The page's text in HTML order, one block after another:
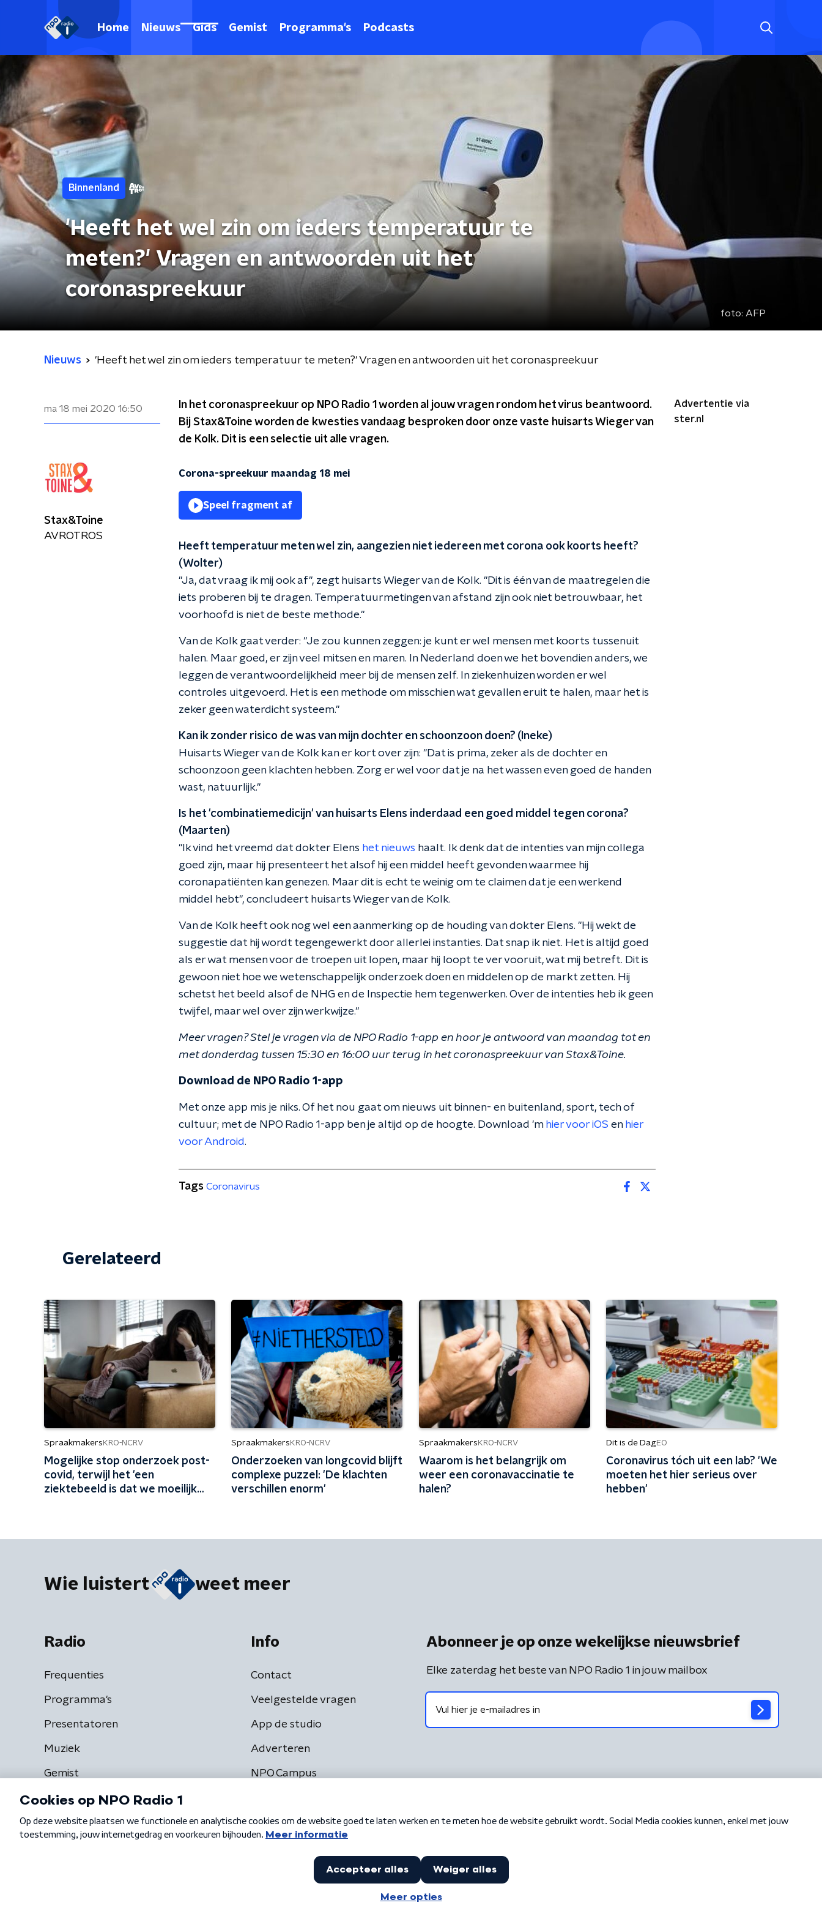
Home Nieuws Gids Gemist Programma's Podcasts
Binnenland
'Heeft het wel zin om ieders temperatuur te
meten?' Vragen en antwoorden uit het
coronaspreekuur
foto: AFP
Nieuws 'Heeft het wel zin om ieders temperatuur te meten?' Vragen en antwoorden uit het coronaspreekuur
ma 18 mei 2020 16:50
In het coronaspreekuur op NPO Radio 1 worden al jouw vragen rondom het virus beantwoord.
Bij Stax&Toine worden de kwesties vandaag besproken door onze vaste huisarts Wieger van
de Kolk. Dit is een selectie uit alle vragen.
Corona-spreekuur maandag 18 mei
Speel fragment af
Heeft temperatuur meten wel zin, aangezien niet iedereen met corona ook koorts heeft?
(Wolter)
"Ja, dat vraag ik mij ook af", zegt huisarts Wieger van de Kolk. "Dit is één van de maatregelen die
iets proberen bij te dragen. Temperatuurmetingen van afstand zijn ook niet betrouwbaar, het
voorhoofd is niet de beste methode."
Van de Kolk gaat verder: "Je zou kunnen zeggen: je kunt er wel mensen met koorts tussenuit
halen. Maar goed, er zijn veel mitsen en maren. In Nederland doen we het bovendien anders, we
leggen de verantwoordelijkheid meer bij de mensen zelf. In ziekenhuizen worden er wel
controles uitgevoerd. Het is een methode om misschien wat gevallen eruit te halen, maar het is
zeker geen waterdicht systeem."
Kan ik zonder risico de was van mijn dochter en schoonzoon doen? (Ineke)
Huisarts Wieger van de Kolk kan er kort over zijn: "Dat is prima, zeker als de dochter en
schoonzoon geen klachten hebben. Zorg er wel voor dat je na het wassen even goed de handen
wast, natuurlijk."
Is het 'combinatiemedicijn' van huisarts Elens inderdaad een goed middel tegen corona?
(Maarten)
"Ik vind het vreemd dat dokter Elens het nieuws haalt. Ik denk dat de intenties van mijn collega
goed zijn, maar hij presenteert het alsof hij een middel heeft gevonden waarmee hij
coronapatiënten kan genezen. Maar dit is echt te weinig om te claimen dat je een werkend
middel hebt", concludeert huisarts Wieger van de Kolk.
Van de Kolk heeft ook nog wel een aanmerking op de houding van dokter Elens. "Hij wekt de
suggestie dat hij wordt tegengewerkt door allerlei instanties. Dat snap ik niet. Het is altijd goed
als er wat mensen voor de troepen uit lopen, maar hij loopt te ver vooruit, wat mij betreft. Dit is
gewoon niet hoe we wetenschappelijk onderzoek doen en middelen op de markt zetten. Hij
schetst het beeld alsof de NHG en de Inspectie hem tegenwerken. Over de intenties heb ik geen
twijfel, maar wel over zijn werkwijze."
Meer vragen? Stel je vragen via de NPO Radio 1-app en hoor je antwoord van maandag tot en
met donderdag tussen 15:30 en 16:00 uur terug in het coronaspreekuur van Stax&Toine.
Download de NPO Radio 1-app
Met onze app mis je niks. Of het nou gaat om nieuws uit binnen- en buitenland, sport, tech of
cultuur; met de NPO Radio 1-app ben je altijd op de hoogte. Download 'm hier voor iOS en hier
voor Android.
Advertentie via
ster.nl
Stax&Toine
AVROTROS
Tags Coronavirus
Gerelateerd
Spraakmakers KRO-NCRV
Mogelijke stop onderzoek post-
covid, terwijl het 'een
ziektebeeld is dat we moeilijk
Spraakmakers KRO-NCRV
Onderzoeken van longcovid blijft
complexe puzzel: 'De klachten
verschillen enorm'
Spraakmakers KRO-NCRV
Waarom is het belangrijk om
weer een coronavaccinatie te
halen?
Dit is de DagEO
Coronavirus tóch uit een lab? 'We
moeten het hier serieus over
hebben'
Wie luistert weet meer
Radio
Frequenties
Programma's
Presentatoren
Muziek
Gemist
Info
Contact
Veelgestelde vragen
App de studio
Adverteren
NPO Campus
Abonneer je op onze wekelijkse nieuwsbrief
Elke zaterdag het beste van NPO Radio 1 in jouw mailbox
Algemene voorwaarden Privacybeleid